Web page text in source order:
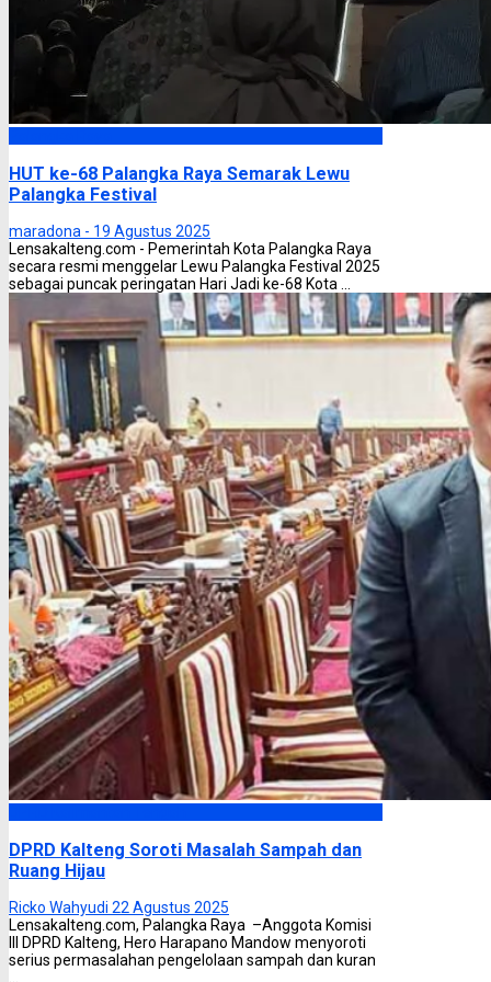
HUT ke-68 Palangka Raya Semarak Lewu
Palangka Festival
maradona - 19 Agustus 2025
Lensakalteng.com - Pemerintah Kota Palangka Raya
secara resmi menggelar Lewu Palangka Festival 2025
sebagai puncak peringatan Hari Jadi ke-68 Kota ...
DPRD Kalteng Soroti Masalah Sampah dan
Ruang Hijau
Ricko Wahyudi 22 Agustus 2025
Lensakalteng.com, Palangka Raya –Anggota Komisi
III DPRD Kalteng, Hero Harapano Mandow menyoroti
serius permasalahan pengelolaan sampah dan kuran